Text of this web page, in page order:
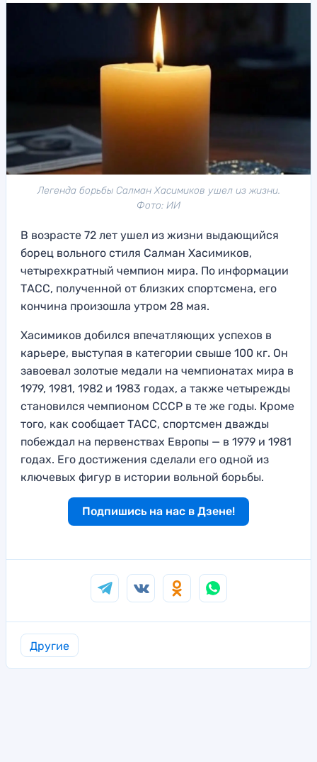
Легенда борьбы Салман Хасимиков ушел из жизни.
Фото: ИИ
В возрасте 72 лет ушел из жизни выдающийся
борец вольного стиля Салман Хасимиков,
четырехкратный чемпион мира. По информации
ТАСС, полученной от близких спортсмена, его
кончина произошла утром 28 мая.
Хасимиков добился впечатляющих успехов в
карьере, выступая в категории свыше 100 кг. Он
завоевал золотые медали на чемпионатах мира в
1979, 1981, 1982 и 1983 годах, а также четырежды
становился чемпионом СССР в те же годы. Кроме
того, как сообщает ТАСС, спортсмен дважды
побеждал на первенствах Европы — в 1979 и 1981
годах. Его достижения сделали его одной из
ключевых фигур в истории вольной борьбы.
Подпишись на нас в Дзене!
Другие